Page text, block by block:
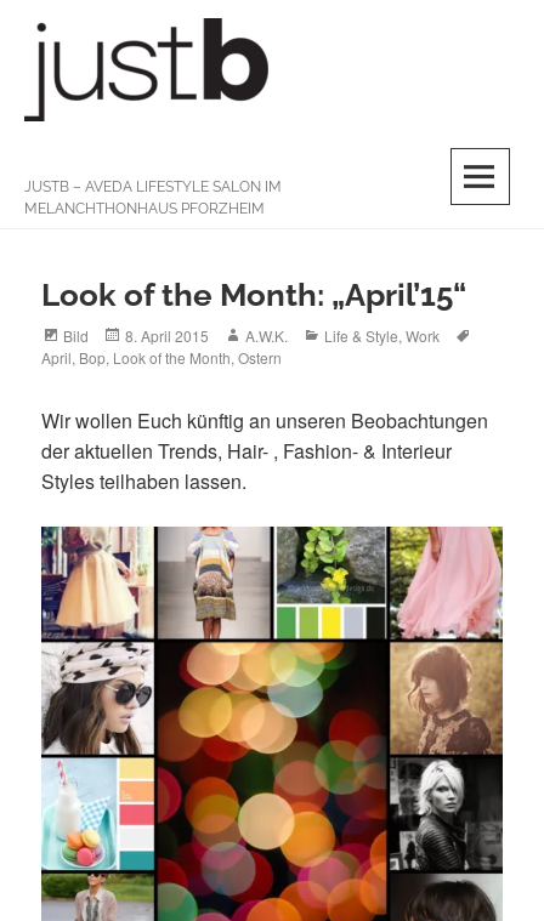
content
JUSTB – AVEDA LIFESTYLE SALON IM
MELANCHTHONHAUS PFORZHEIM
Look of the Month: „April’15“
Format
Bild
Posted
on
8. April 2015 Author
A.W.K. Categories
Life & Style,Work
April, Bop, Look of the Month,Ostern
Wir wollen Euch künftig an unseren Beobachtungen
der aktuellen Trends, Hair- , Fashion- & Interieur
Styles teilhaben lassen.